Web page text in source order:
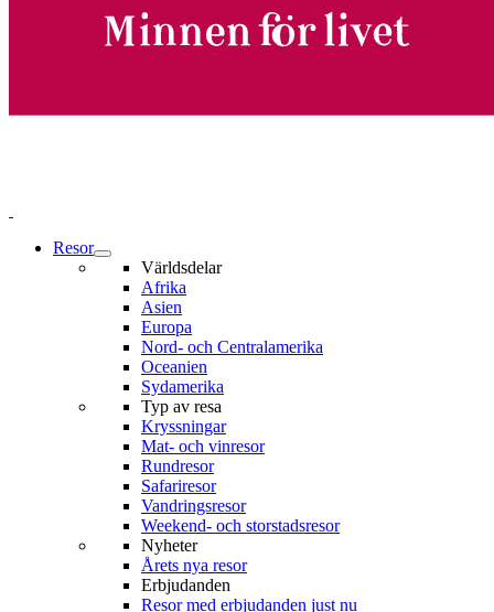
Resor
Världsdelar
Afrika
Asien
Europa
Nord- och Centralamerika
Oceanien
Sydamerika
Typ av resa
Kryssningar
Mat- och vinresor
Rundresor
Safariresor
Vandringsresor
Weekend- och storstadsresor
Nyheter
Årets nya resor
Erbjudanden
Resor med erbjudanden just nu